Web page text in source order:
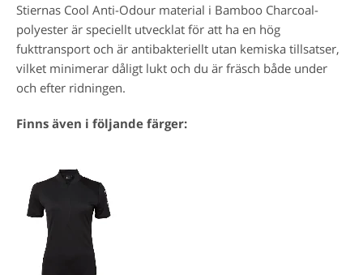
Stiernas Cool Anti-Odour material i Bamboo Charcoal-
polyester är speciellt utvecklat för att ha en hög
fukttransport och är antibakteriellt utan kemiska tillsatser,
vilket minimerar dåligt lukt och du är fräsch både under
och efter ridningen.
Finns även i följande färger: